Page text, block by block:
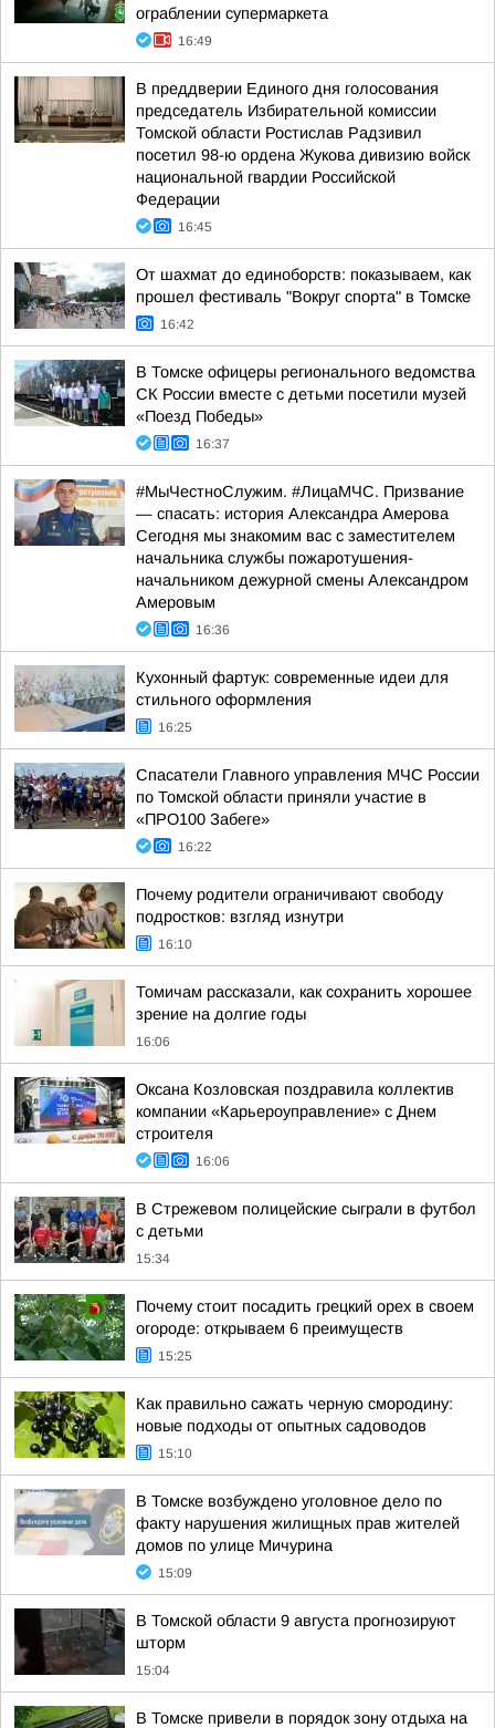
ограблении супермаркета
16:49
В преддверии Единого дня голосования
председатель Избирательной комиссии
Томской области Ростислав Радзивил
посетил 98-ю ордена Жукова дивизию войск
национальной гвардии Российской
Федерации
16:45
От шахмат до единоборств: показываем, как
прошел фестиваль "Вокруг спорта" в Томске
16:42
В Томске офицеры регионального ведомства
СК России вместе с детьми посетили музей
«Поезд Победы»
16:37
#МыЧестноСлужим. #ЛицаМЧС. Призвание
— спасать: история Александра Амерова
Сегодня мы знакомим вас с заместителем
начальника службы пожаротушения-
начальником дежурной смены Александром
Амеровым
16:36
Кухонный фартук: современные идеи для
стильного оформления
16:25
Спасатели Главного управления МЧС России
по Томской области приняли участие в
«ПРО100 Забеге»
16:22
Почему родители ограничивают свободу
подростков: взгляд изнутри
16:10
Томичам рассказали, как сохранить хорошее
зрение на долгие годы
16:06
Оксана Козловская поздравила коллектив
компании «Карьероуправление» с Днем
строителя
16:06
В Стрежевом полицейские сыграли в футбол
с детьми
15:34
Почему стоит посадить грецкий орех в своем
огороде: открываем 6 преимуществ
15:25
Как правильно сажать черную смородину:
новые подходы от опытных садоводов
15:10
В Томске возбуждено уголовное дело по
факту нарушения жилищных прав жителей
домов по улице Мичурина
15:09
В Томской области 9 августа прогнозируют
шторм
15:04
В Томске привели в порядок зону отдыха на